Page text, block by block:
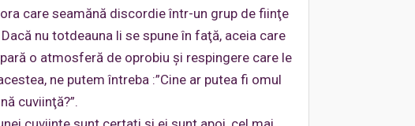
care seamănă discordie într-un grup de fiinţe
nu totdeauna li se spune în faţă, aceia care
o atmosferă de oprobiu şi respingere care le
ne putem întreba :”Cine ar putea fi omul
cuviinţă?”.